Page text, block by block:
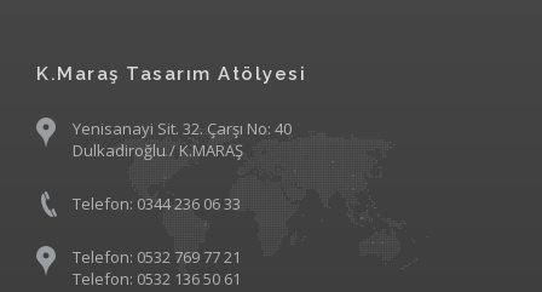
K.Maraş Tasarım Atölyesi
Yenisanayi Sit. 32. Çarşı No: 40
Dulkadiroğlu / K.MARAŞ
Telefon: 0344 236 06 33
Telefon: 0532 769 77 21
Telefon: 0532 136 50 61